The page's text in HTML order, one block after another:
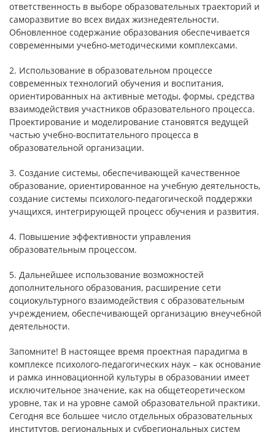
ответственность в выборе образовательных траекторий и
саморазвитие во всех видах жизнедеятельности.
Обновленное содержание образования обеспечивается
современными учебно-методическими комплексами.
2. Использование в образовательном процессе
современных технологий обучения и воспитания,
ориентированных на активные методы, формы, средства
взаимодействия участников образовательного процесса.
Проектирование и моделирование становятся ведущей
частью учебно-воспитательного процесса в
образовательной организации.
3. Создание системы, обеспечивающей качественное
образование, ориентированное на учебную деятельность,
создание системы психолого-педагогической поддержки
учащихся, интегрирующей процесс обучения и развития.
4. Повышение эффективности управления
образовательным процессом.
5. Дальнейшее использование возможностей
дополнительного образования, расширение сети
социокультурного взаимодействия с образовательным
учреждением, обеспечивающей организацию внеучебной
деятельности.
Запомните! В настоящее время проектная парадигма в
комплексе психолого-педагогических наук – как основание
и рамка инновационной культуры в образовании имеет
исключительное значение, как на общетеоретическом
уровне, так и на уровне самой образовательной практики.
Сегодня все большее число отдельных образовательных
институтов, региональных и субрегиональных систем